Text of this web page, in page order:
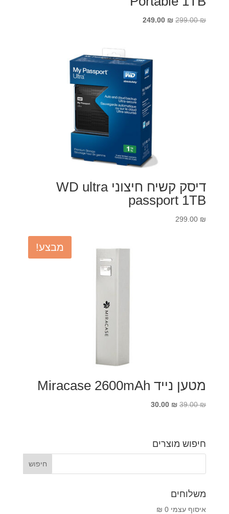
299.00₪
המחיר
249.00 ₪
המחיר
דיסק קשיח חיצוני WD ultra
passport 1TB
299.00 ₪
מבצע!
מטען נייד Miracase 2600mAh
39.00₪
המחיר
39.00 ₪.
30.00 ₪
המחיר
חיפוש מוצרים
משלוחים
איסוף עצמי 0 ₪